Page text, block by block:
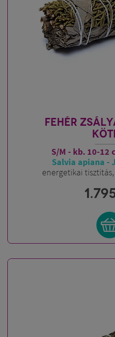
FEHÉR
S/M - kb. 10-12
Salvia apiana -
energetikai